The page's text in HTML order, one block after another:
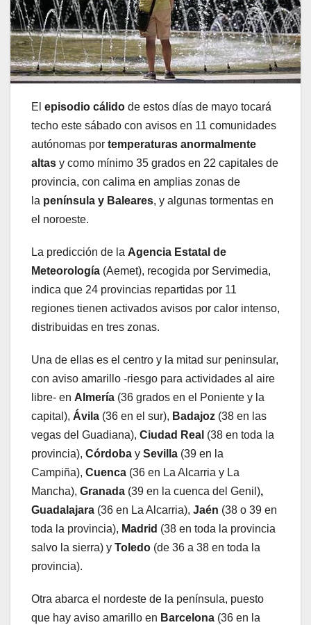
El episodio cálido de estos días de mayo tocará
techo este sábado con avisos en 11 comunidades
autónomas por temperaturas anormalmente
altas y como mínimo 35 grados en 22 capitales de
provincia, con calima en amplias zonas de
la península y Baleares, y algunas tormentas en
el noroeste.
La predicción de la Agencia Estatal de
Meteorología (Aemet), recogida por Servimedia,
indica que 24 provincias repartidas por 11
regiones tienen activados avisos por calor intenso,
distribuidas en tres zonas.
Una de ellas es el centro y la mitad sur peninsular,
con aviso amarillo -riesgo para actividades al aire
libre- en Almería (36 grados en el Poniente y la
capital), Ávila (36 en el sur), Badajoz (38 en las
vegas del Guadiana), Ciudad Real (38 en toda la
provincia), Córdoba y Sevilla (39 en la
Campiña), Cuenca (36 en La Alcarria y La
Mancha), Granada (39 en la cuenca del Genil),
Guadalajara (36 en La Alcarria), Jaén (38 o 39 en
toda la provincia), Madrid (38 en toda la provincia
salvo la sierra) y Toledo (de 36 a 38 en toda la
provincia).
Otra abarca el nordeste de la península, puesto
que hay aviso amarillo en Barcelona (36 en la